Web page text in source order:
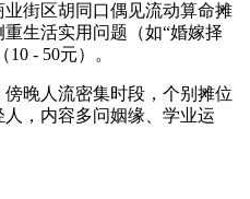
街区胡同口偶见流动算命摊
重生活实用问题（如“婚嫁择
- 50元）。
晚人流密集时段，个别摊位
，内容多问姻缘、学业运